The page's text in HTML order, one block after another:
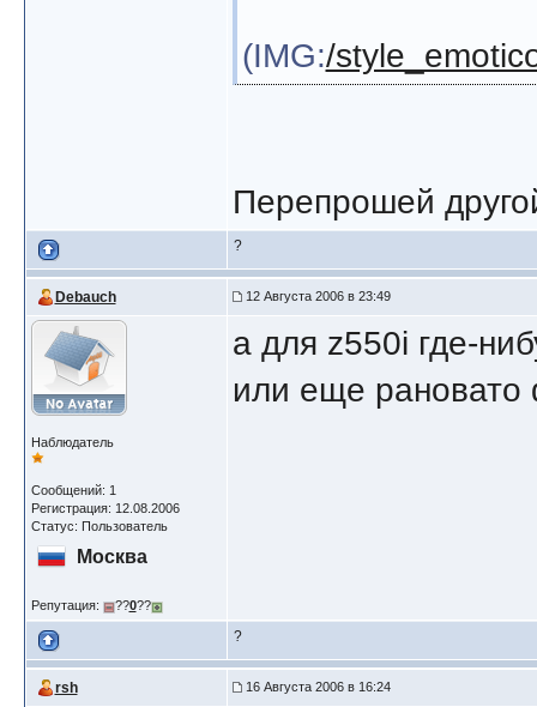
(IMG:/
Перепрошей
?
Debauch 12 Августа 2006 в 23:49
Наблюдатель
Сообщений: 1
Регистрация: 12.08.2006
Статус: Пользователь
Москва
Репутация: ??0??
а для z550i где-
или еще рановато
?
rsh 16 Августа 2006 в 16:24